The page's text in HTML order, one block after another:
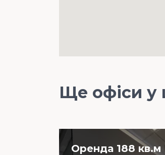
Ще офіси у
Оренда 188